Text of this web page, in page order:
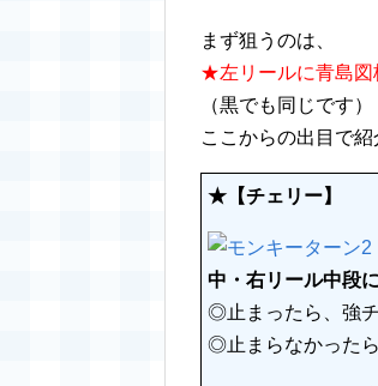
まず狙うのは、
★左リールに青島図
（黒でも同じです）
ここからの出目で紹
★【チェリー】
中・右リール中段
◎止まったら、強
◎止まらなかった